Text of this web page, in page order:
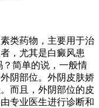
类药物，主要用于治
，尤其是白癜风患
简单的说，一般情
阴部位。外阴皮肤娇
而且，外阴部位的皮
专业医生进行诊断和